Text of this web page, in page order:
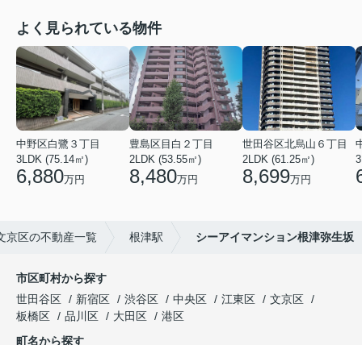
よく見られている物件
中野区白鷺３丁目
3LDK (75.14㎡)
6,880万円
豊島区目白２丁目
2LDK (53.55㎡)
8,480万円
世田谷区北烏山６丁目
2LDK (61.25㎡)
8,699万円
京区の不動産一覧 根津駅 シーアイマンション根津弥生坂
市区町村から探す
世田谷区
新宿区 渋谷区 中央区 江東区
文京区
板橋区
品川区 大田区
港区
町名から探す